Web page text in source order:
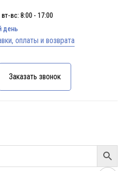
вт-вс: 8:00 - 17:00
день
оплаты и возврата
Заказать звонок